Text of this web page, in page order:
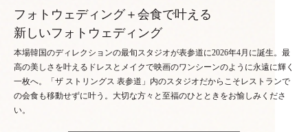
フォトウェディング＋会食で叶える
新しいフォトウェディング
本場韓国のディレクションの最旬スタジオが表参道に2026年4月に誕生。最
高の美しさを叶えるドレスとメイクで映画のワンシーンのように永遠に輝く
一枚へ。「ザ ストリングス 表参道」内のスタジオだからこそレストランで
の会食も移動せずに叶う。大切な方々と至福のひとときをお愉しみくださ
い。